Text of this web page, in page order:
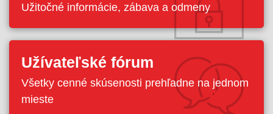
Užitočné informácie, zábava a odmeny
Užívateľské fórum
Všetky cenné skúsenosti prehľadne na jednom
mieste